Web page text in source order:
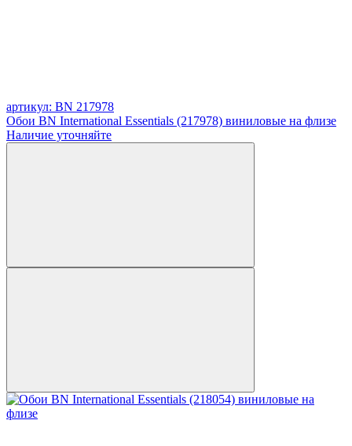
артикул: BN 217978
Обои BN International Essentials (217978) виниловые на флизе
Наличие уточняйте